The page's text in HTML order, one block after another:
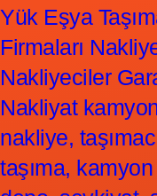
Yük Eşya
Firmaları
Nakliyeciler
Nakliyat
nakliye,
taşıma, kamyon